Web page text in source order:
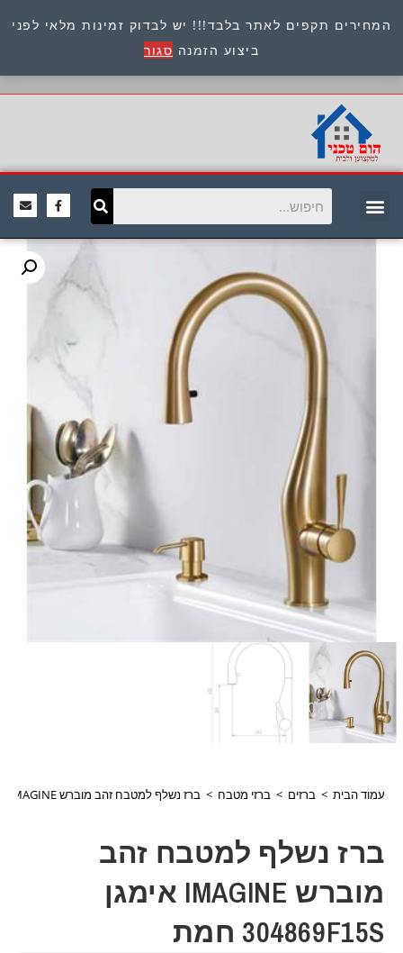
המחירים תקפים לאתר בלבד!!! יש לבדוק זמינות מלאי לפני
ביצוע הזמנה סגור
כתובת : היוזמים 9 אור יהודה שירות לקוחות 054-
8945722
עמוד הבית > ברזים > ברזי מטבח > ברז נשלף למטבח זהב מוברש IMAGINE אימגן 304869F15S חמת
ברז נשלף למטבח זהב
מוברש IMAGINE אימגן
304869F15S חמת